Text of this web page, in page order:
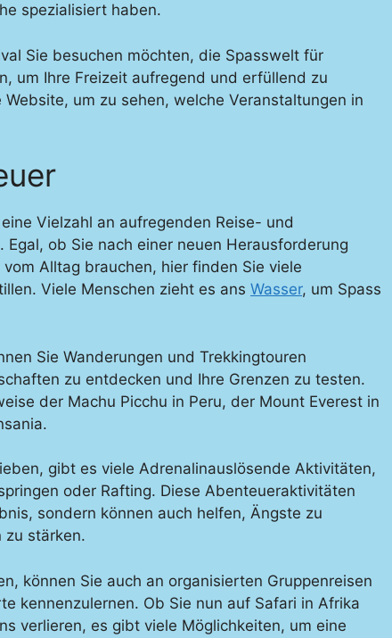
spezialisiert haben.
Sie besuchen möchten, die Spasswelt für
um Ihre Freizeit aufregend und erfüllend zu
um zu sehen, welche Veranstaltungen in
Vielzahl an aufregenden Reise- und
ob Sie nach einer neuen Herausforderung
Alltag brauchen, hier finden Sie viele
Viele Menschen zieht es ans Wasser, um Spass
Sie Wanderungen und Trekkingtouren
zu entdecken und Ihre Grenzen zu testen.
der Machu Picchu in Peru, der Mount Everest in
gibt es viele Adrenalinauslösende Aktivitäten,
oder Rafting. Diese Abenteueraktivitäten
sondern können auch helfen, Ängste zu
zu stärken.
können Sie auch an organisierten Gruppenreisen
kennenzulernen. Ob Sie nun auf Safari in Afrika
verlieren, es gibt viele Möglichkeiten, um eine